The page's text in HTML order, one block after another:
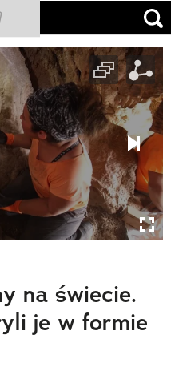
na świecie.
je w formie